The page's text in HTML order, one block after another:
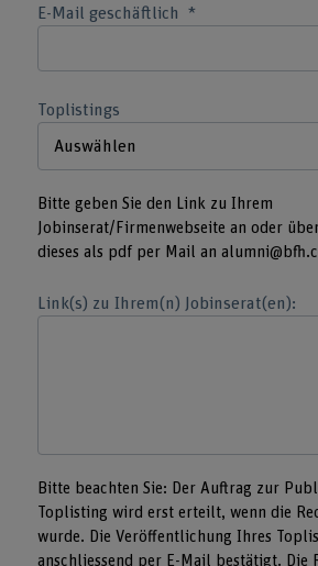
E-Mail geschäftlich
Toplistings
Bitte geben Sie den Link zu Ihrem
Jobinserat/Firmenwebseite an oder
dieses als pdf per Mail an
Link(s) zu Ihrem(n) Jobinserat(en):
Bitte beachten Sie: Der Auftrag zur
Toplisting wird erst erteilt, wenn die
wurde. Die Veröffentlichung Ihres
anschliessend per E-Mail bestätigt. Die